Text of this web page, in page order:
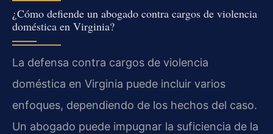
¿Cómo defiende un abogado contra cargos de violencia
doméstica en Virginia?
La defensa contra cargos de violencia
doméstica en Virginia puede incluir varios
enfoques, dependiendo de los hechos del caso.
Un abogado puede impugnar la suficiencia de la